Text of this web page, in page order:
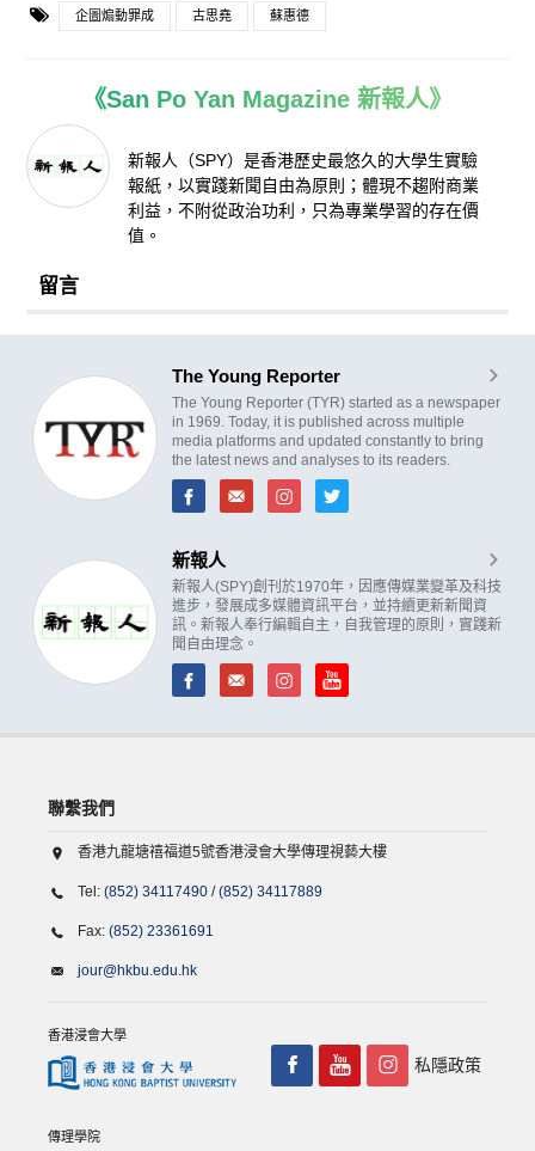
企圖煽動罪成 古思堯 蘇惠德
《San Po Yan Magazine 新報人》
新報人（SPY）是香港歷史最悠久的大學生實驗
報紙，以實踐新聞自由為原則；體現不趨附商業
利益，不附從政治功利，只為專業學習的存在價
值。
留言
The Young Reporter
The Young Reporter (TYR) started as a newspaper
in 1969. Today, it is published across multiple
media platforms and updated constantly to bring
the latest news and analyses to its readers.
新報人
新報人(SPY)創刊於1970年，因應傳媒業變革及科技
進步，發展成多媒體資訊平台，並持續更新新聞資
訊。新報人奉行編輯自主，自我管理的原則，實踐新
聞自由理念。
聯繫我們
香港九龍塘禧福道5號香港浸會大學傳理視藝大樓
Tel: (852) 34117490 /(852) 34117889
Fax: (852) 23361691
jour@hkbu.edu.hk
香港浸會大學
傳理學院
私隱政策